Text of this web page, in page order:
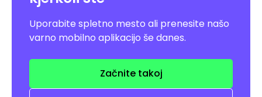
Uporabite spletno mesto ali prenesite našo
varno mobilno aplikacijo še danes.
Začnite takoj